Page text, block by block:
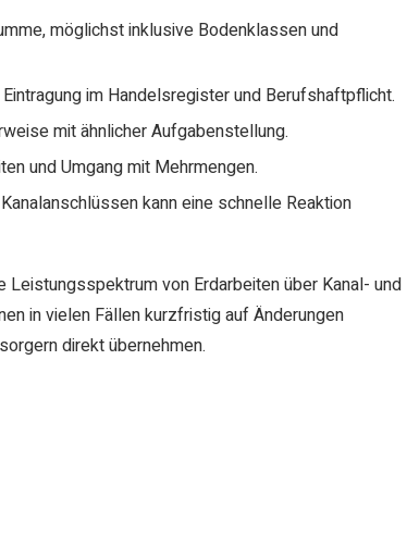
möglichst inklusive Bodenklassen und
im Handelsregister und Berufshaftpflicht.
mit ähnlicher Aufgabenstellung.
und Umgang mit Mehrmengen.
kann eine schnelle Reaktion
von Erdarbeiten über Kanal- und
in vielen Fällen kurzfristig auf Änderungen
direkt übernehmen.